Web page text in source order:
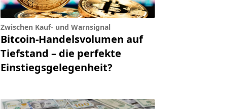
Zwischen Kauf- und Warnsignal
Bitcoin-Handelsvolumen auf
Tiefstand – die perfekte
Einstiegsgelegenheit?